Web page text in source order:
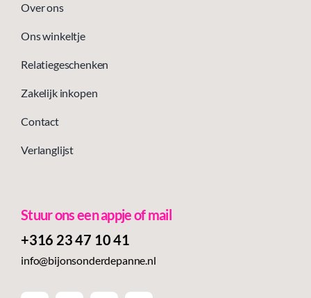
Over ons
Ons winkeltje
Relatiegeschenken
Zakelijk inkopen
Contact
Verlanglijst
Stuur ons een appje of mail
+316 23 47 10 41‬
info@bijonsonderdepanne.nl